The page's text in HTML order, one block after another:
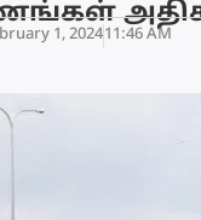
1, 202411:46 AM